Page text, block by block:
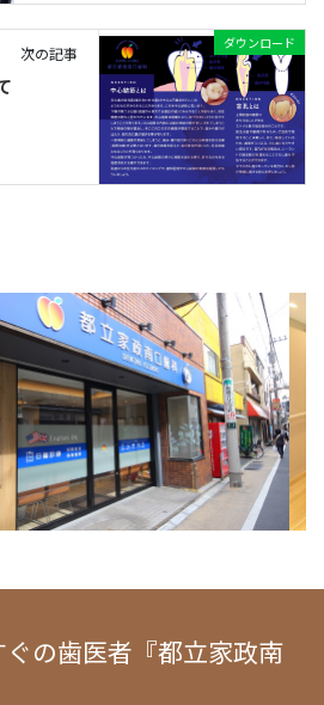
ダウンロード
次の記事
の歯医者『都立家政南